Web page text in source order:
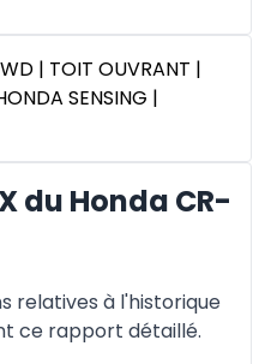
| TOIT OUVRANT |
SENSING |
du Honda CR-
relatives à l'historique
ce rapport détaillé.